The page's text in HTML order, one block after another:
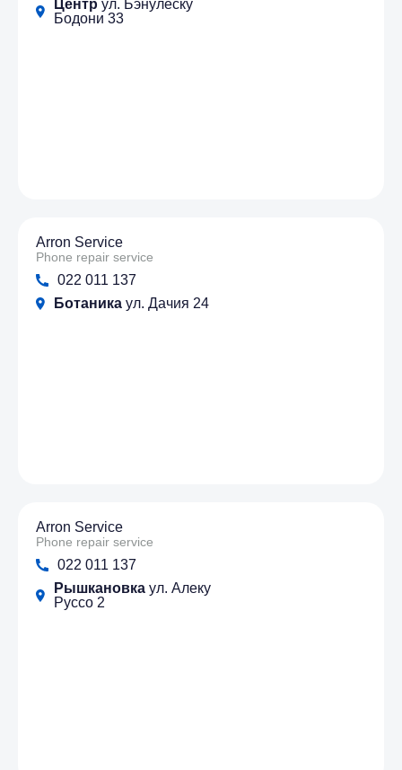
Центр ул. Бэнулеску
Бодони 33
Arron Service
Phone repair service
022 011 137
Ботаника ул. Дачия 24
Arron Service
Phone repair service
022 011 137
Рышкановка ул. Алеку
Руссо 2